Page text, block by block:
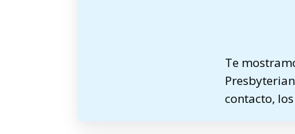
Te
contacto,